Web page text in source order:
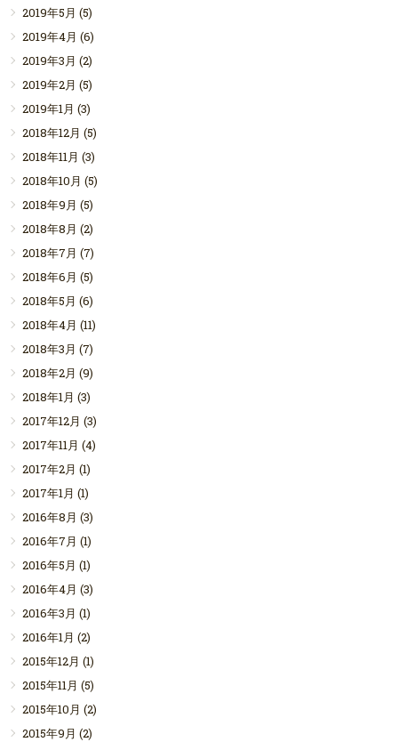
2019年5月 (5)
2019年4月 (6)
2019年3月 (2)
2019年2月 (5)
2019年1月 (3)
2018年12月 (5)
2018年11月 (3)
2018年10月 (5)
2018年9月 (5)
2018年8月 (2)
2018年7月 (7)
2018年6月 (5)
2018年5月 (6)
2018年4月 (11)
2018年3月 (7)
2018年2月 (9)
2018年1月 (3)
2017年12月 (3)
2017年11月 (4)
2017年2月 (1)
2017年1月 (1)
2016年8月 (3)
2016年7月 (1)
2016年5月 (1)
2016年4月 (3)
2016年3月 (1)
2016年1月 (2)
2015年12月 (1)
2015年11月 (5)
2015年10月 (2)
2015年9月 (2)